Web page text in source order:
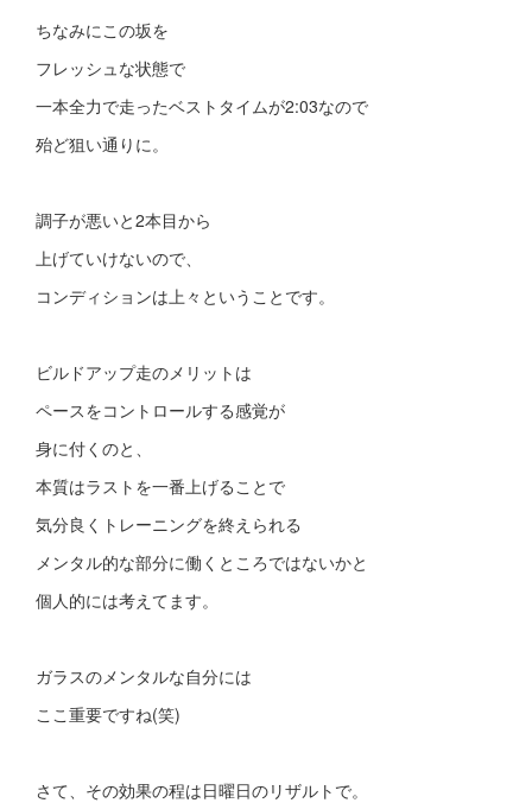
ちなみにこの坂を
フレッシュな状態で
一本全力で走ったベストタイムが2:03なので
殆ど狙い通りに。
調子が悪いと2本目から
上げていけないので、
コンディションは上々ということです。
ビルドアップ走のメリットは
ペースをコントロールする感覚が
身に付くのと、
本質はラストを一番上げることで
気分良くトレーニングを終えられる
メンタル的な部分に働くところではないかと
個人的には考えてます。
ガラスのメンタルな自分には
ここ重要ですね(笑)
さて、その効果の程は日曜日のリザルトで。